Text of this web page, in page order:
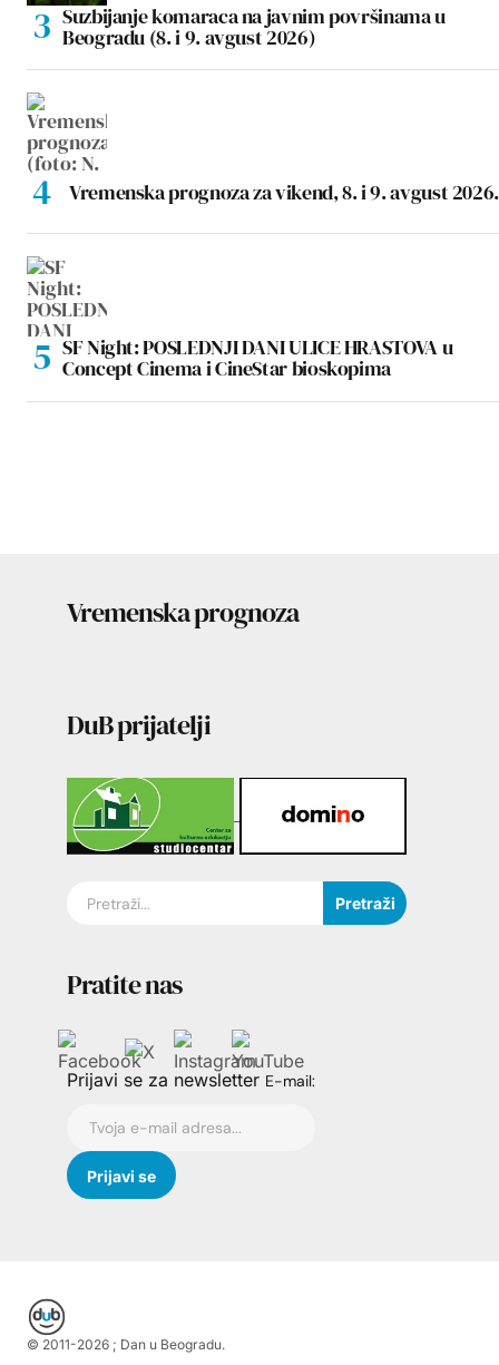
Suzbijanje komaraca na javnim površinama u
Beogradu (8. i 9. avgust 2026)
Vremenska prognoza za vikend, 8. i 9. avgust 2026.
SF Night: POSLEDNJI DANI ULICE HRASTOVA u
Concept Cinema i CineStar bioskopima
Vremenska prognoza
DuB prijatelji
Pretraži
Pratite nas
Prijavi se za newsletter E-mail:
© 2011-2026 ; Dan u Beogradu.